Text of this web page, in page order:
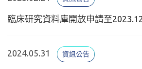
臨床研究資料庫開放申請至
2024.05.31 資訊公告